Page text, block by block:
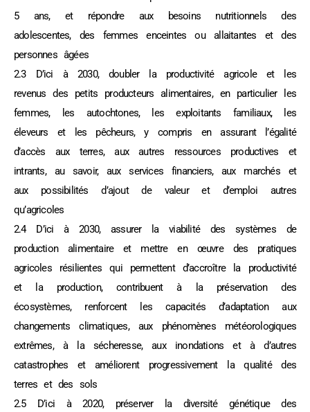
5 ans, et répondre aux besoins nutritionnels des
adolescentes, des femmes enceintes ou allaitantes et des
personnes âgées
2.3 D’ici à 2030, doubler la productivité agricole et les
revenus des petits producteurs alimentaires, en particulier les
femmes, les autochtones, les exploitants familiaux, les
éleveurs et les pêcheurs, y compris en assurant l’égalité
d’accès aux terres, aux autres ressources productives et
intrants, au savoir, aux services financiers, aux marchés et
aux possibilités d’ajout de valeur et d’emploi autres
qu’agricoles
2.4 D’ici à 2030, assurer la viabilité des systèmes de
production alimentaire et mettre en œuvre des pratiques
agricoles résilientes qui permettent d’accroître la productivité
et la production, contribuent à la préservation des
écosystèmes, renforcent les capacités d’adaptation aux
changements climatiques, aux phénomènes météorologiques
extrêmes, à la sécheresse, aux inondations et à d’autres
catastrophes et améliorent progressivement la qualité des
terres et des sols
2.5 D’ici à 2020, préserver la diversité génétique des